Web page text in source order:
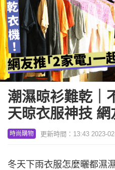
潮濕晾衫難乾｜
天晾衣服神技 網
時尚購物 更新時間：13:43 2023-
冬天下雨衣服怎麼曬都濕